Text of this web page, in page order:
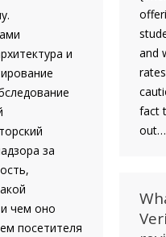
и
за
чем оно
посетителя
and
fact
out…